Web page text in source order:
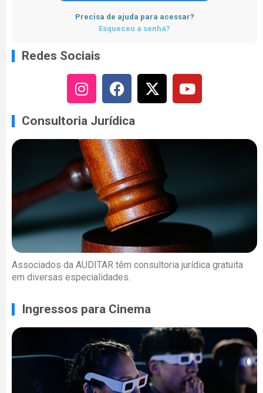
Precisa de ajuda para acessar?
Esqueceu a senha?
Redes Sociais
Consultoria Jurídica
Associados da AUDITAR têm consultoria jurídica gratuita
em diversas especialidades.
Ingressos para Cinema